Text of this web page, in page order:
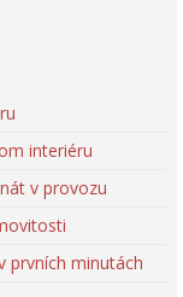
interiéru
v provozu
prvních minutách